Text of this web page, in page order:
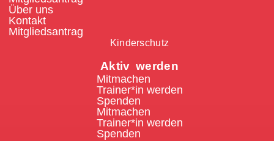
Über uns
Kontakt
Mitgliedsantrag
Kinderschutz
Aktiv werden
Mitmachen
Trainer*in werden
Spenden
Mitmachen
Trainer*in werden
Spenden